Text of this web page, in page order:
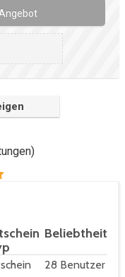
Beliebtheit
28 Benutzer